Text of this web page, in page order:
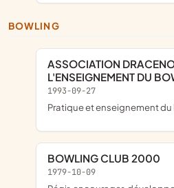
BOWLING
ASSOCIATION DRACENOISE POUR
L'ENSEIGNEMENT DU
1993-09-27
pratique et enseignement
BOWLING CLUB 2000
1979-10-09